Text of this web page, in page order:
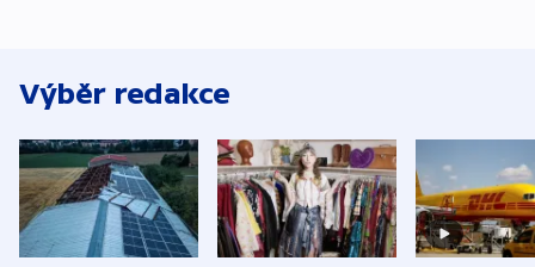
Výběr redakce